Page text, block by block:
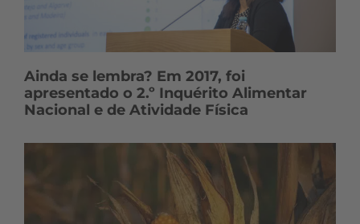
Ainda se lembra? Em 2017, foi
apresentado o 2.º Inquérito Alimentar
Nacional e de Atividade Física